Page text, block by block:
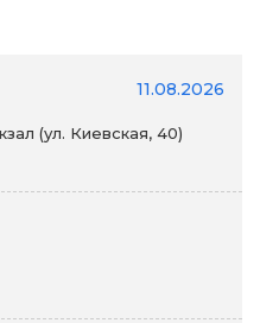
11.08.2026
(ул. Киевская, 40)